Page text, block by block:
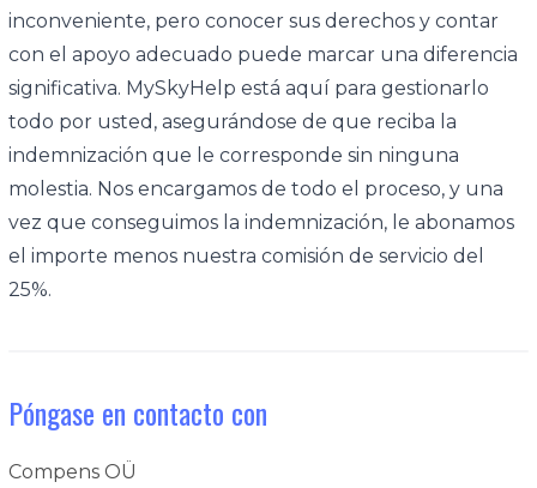
inconveniente, pero conocer sus derechos y contar
con el apoyo adecuado puede marcar una diferencia
significativa. MySkyHelp está aquí para gestionarlo
todo por usted, asegurándose de que reciba la
indemnización que le corresponde sin ninguna
molestia. Nos encargamos de todo el proceso, y una
vez que conseguimos la indemnización, le abonamos
el importe menos nuestra comisión de servicio del
25%.
Póngase en contacto con
Compens OÜ